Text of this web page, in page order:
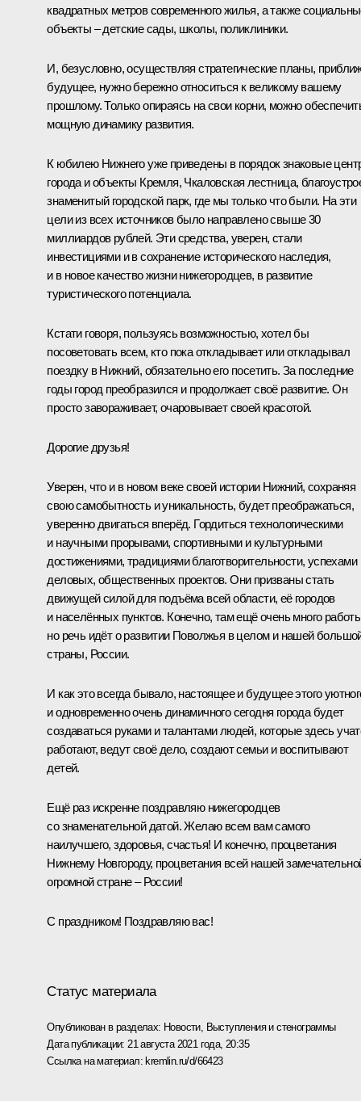
квадратных метров современного жилья, а также
объекты – детские сады, школы, поликлиники.
И, безусловно, осуществляя стратегические планы,
будущее, нужно бережно относиться к великому вашему
прошлому. Только опираясь на свои корни, можно
мощную динамику развития.
К юбилею Нижнего уже приведены в порядок знаковые
города и объекты Кремля, Чкаловская лестница,
знаменитый городской парк, где мы только что были. На эти
цели из всех источников было направлено свыше 30
миллиардов рублей. Эти средства, уверен, стали
инвестициями и в сохранение исторического наследия,
и в новое качество жизни нижегородцев, в развитие
туристического потенциала.
Кстати говоря, пользуясь возможностью, хотел бы
посоветовать всем, кто пока откладывает или откладывал
поездку в Нижний, обязательно его посетить. За последние
годы город преобразился и продолжает своё развитие. Он
просто завораживает, очаровывает своей красотой.
Дорогие друзья!
Уверен, что и в новом веке своей истории Нижний, сохраняя
свою самобытность и уникальность, будет преображаться,
уверенно двигаться вперёд. Гордиться технологическими
и научными прорывами, спортивными и культурными
достижениями, традициями благотворительности, успехами
деловых, общественных проектов. Они призваны стать
движущей силой для подъёма всей области, её городов
и населённых пунктов. Конечно, там ещё очень много
но речь идёт о развитии Поволжья в целом и нашей
страны, России.
И как это всегда бывало, настоящее и будущее этого
и одновременно очень динамичного сегодня города будет
создаваться руками и талантами людей, которые здесь
работают, ведут своё дело, создают семьи и воспитывают
детей.
Ещё раз искренне поздравляю нижегородцев
со знаменательной датой. Желаю всем вам самого
наилучшего, здоровья, счастья! И конечно, процветания
Нижнему Новгороду, процветания всей нашей
огромной стране – России!
С праздником! Поздравляю вас!
Статус материала
Опубликован в разделах: Новости, Выступления и стенограммы
Дата публикации: 21 августа 2021 года, 20:35
Ссылка на материал: kremlin.ru/d/66423